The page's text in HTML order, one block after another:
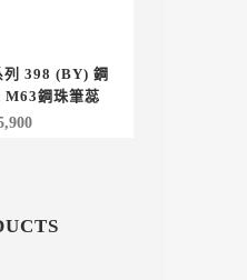
398 (BY) 鋼
M63鋼珠筆蕊